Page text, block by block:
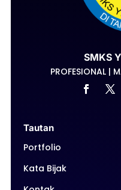
SMKS
PROFESIONAL |
Tautan
Portfolio
Kata Bijak